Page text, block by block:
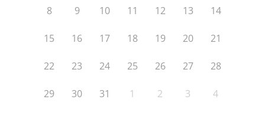
8 9 10 11 12 13 14
15 16 17 18 19 20 21
22 23 24 25 26 27 28
29 30 31 1 2 3 4